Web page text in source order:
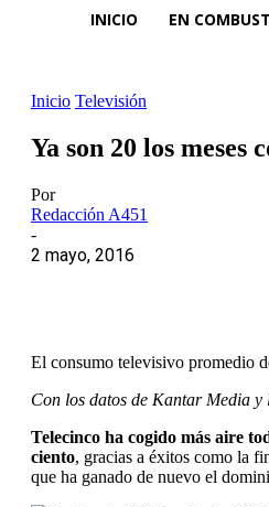
INICIO EN
Inicio Televisión
Ya son 20 los meses
Por
Redacción A451
-
2 mayo, 2016
El consumo televisivo promedio
Con los datos de Kantar Media
Telecinco ha cogido más aire
ciento, gracias a éxitos como la
que ha ganado de nuevo el